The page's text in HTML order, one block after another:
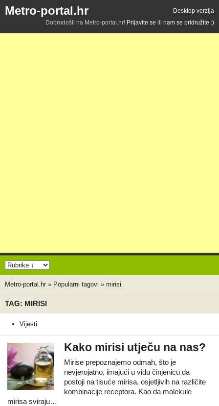
Metro-portal.hr
Desktop verzija
Dobrodošli na Metro-portal.hr! Prijavite se ili nam se pridružite :)
Metro-portal.hr » Popularni tagovi » mirisi
TAG: MIRISI
Vijesti
Kako mirisi utječu na nas?
Mirise prepoznajemo odmah, što je
nevjerojatno, imajući u vidu činjenicu da
postoji na tisuće mirisa, osjetljivih na različite
kombinacije receptora. Kao da molekule
mirisa sviraju…